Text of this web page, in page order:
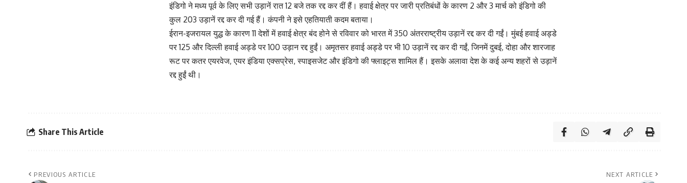
इंडिगो ने मध्य पूर्व के लिए सभी उड़ानें रात 12 बजे तक रद्द कर दीं हैं। हवाई क्षेत्र पर जारी प्रतिबंधों के कारण 2 और 3 मार्च को इंडिगो की
कुल 203 उड़ानें रद्द कर दी गई हैं। कंपनी ने इसे एहतियाती कदम बताया।
ईरान-इजरायल युद्ध के कारण 11 देशों में हवाई क्षेत्र बंद होने से रविवार को भारत में 350 अंतरराष्ट्रीय उड़ानें रद्द कर दी गईं। मुंबई हवाई अड्डे
पर 125 और दिल्ली हवाई अड्डे पर 100 उड़ान रद्द हुईं। अमृतसर हवाई अड्डे पर भी 10 उड़ानें रद्द कर दी गईं, जिनमें दुबई, दोहा और शारजाह
रूट पर कतर एयरवेज, एयर इंडिया एक्सप्रेस, स्पाइसजेट और इंडिगो की फ्लाइट्स शामिल हैं। इसके अलावा देश के कई अन्य शहरों से उड़ानें
रद्द हुईं थी।
Share This Article
PREVIOUS ARTICLE NEXT ARTICLE